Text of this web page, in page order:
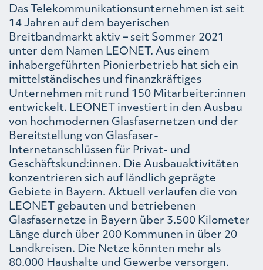
Das Telekommunikationsunternehmen ist seit
14 Jahren auf dem bayerischen
Breitbandmarkt aktiv – seit Sommer 2021
unter dem Namen LEONET. Aus einem
inhabergeführten Pionierbetrieb hat sich ein
mittelständisches und finanzkräftiges
Unternehmen mit rund 150 Mitarbeiter:innen
entwickelt. LEONET investiert in den Ausbau
von hochmodernen Glasfasernetzen und der
Bereitstellung von Glasfaser-
Internetanschlüssen für Privat- und
Geschäftskund:innen. Die Ausbauaktivitäten
konzentrieren sich auf ländlich geprägte
Gebiete in Bayern. Aktuell verlaufen die von
LEONET gebauten und betriebenen
Glasfasernetze in Bayern über 3.500 Kilometer
Länge durch über 200 Kommunen in über 20
Landkreisen. Die Netze könnten mehr als
80.000 Haushalte und Gewerbe versorgen.